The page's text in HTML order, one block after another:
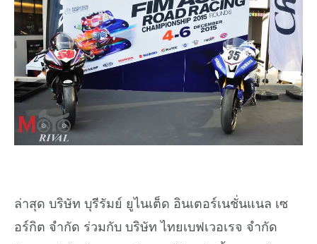
ล่าสุด บริษัท บุรีรัมย์ ยูไนเต็ด อินเตอร์เนชั่นแนล เซ
อร์กิต จำกัด ร่วมกับ บริษัท ไทยเบฟเวอเรจ จำกัด